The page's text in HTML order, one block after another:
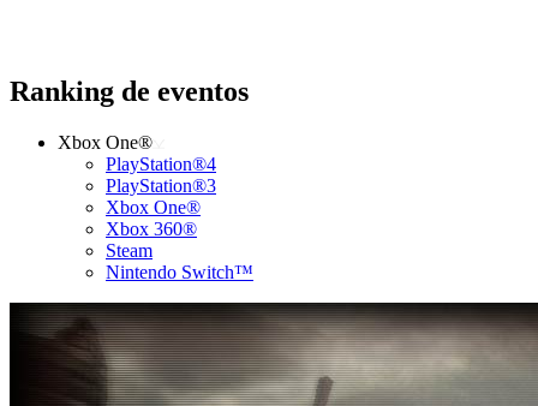
Ranking de eventos
Xbox One®
PlayStation®4
PlayStation®3
Xbox One®
Xbox 360®
Steam
Nintendo Switch™